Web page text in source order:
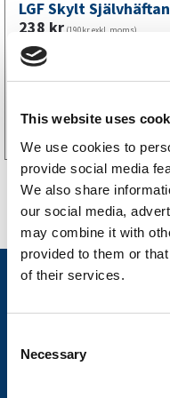
This website uses
We use cookies to
provide social media
We also share
our social media,
may combine it with
provided to them or
of their services.
Necessary
LGF Skylt
238 kr (190kr exkl. moms)
Nyheter
Släpvagnsfabrikat
Släpvagnsservice